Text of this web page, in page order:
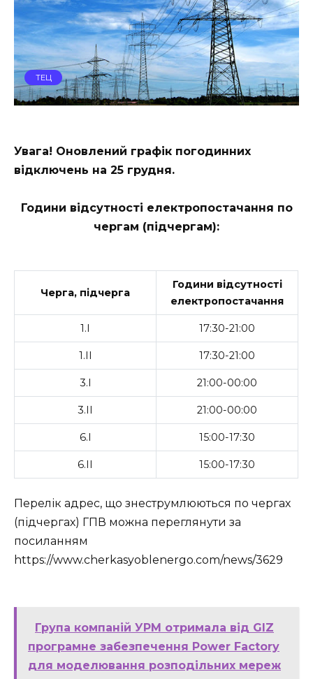
ТЕЦ
Увага! Оновлений графік погодинних
відключень на 25 грудня.
Години відсутності електропостачання по
чергам (підчергам):
Черга, підчерга
Години відсутності
електропостачання
1.І 17:30-21:00
1.ІІ 17:30-21:00
3.І 21:00-00:00
3.ІІ 21:00-00:00
6.І 15:00-17:30
6.ІІ 15:00-17:30
Перелік адрес, що знеструмлюються по чергах
(підчергах) ГПВ можна переглянути за
посиланням
https://www.cherkasyoblenergo.com/news/3629
Група компаній УРМ отримала від GIZ
програмне забезпечення Power Factory
для моделювання розподільних мереж